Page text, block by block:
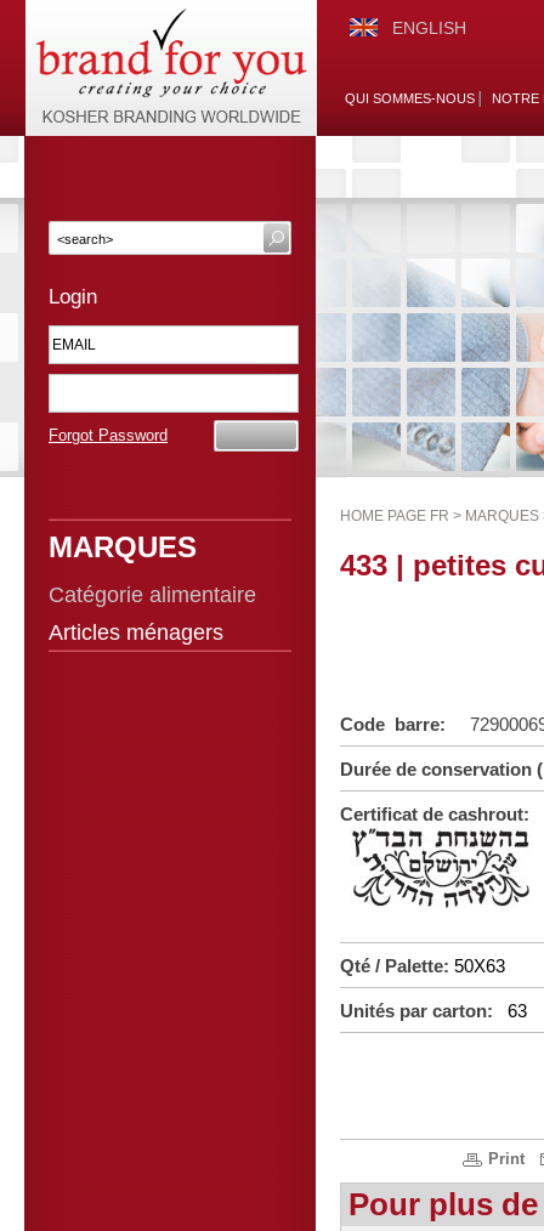
ENGLISH
QUI SOMMES-NOUS NOTRE
Login
Forgot Password
MARQUES
Catégorie alimentaire
Articles ménagers
HOME PAGE FR > MARQUES
433 | petites
Code barre:
Durée de conservation
Certificat de cashrout:
Qté / Palette: 50X63
Unités par carton: 63
Print
Pour plus